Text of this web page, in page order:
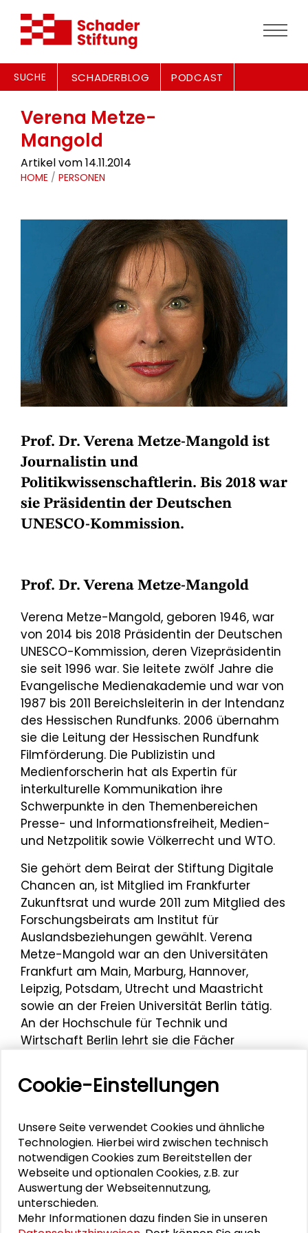
SUCHE SCHADERBLOG PODCAST
Verena Metze-
Mangold
Artikel vom 14.11.2014
HOME / PERSONEN
Prof. Dr. Verena Metze-Mangold ist
Journalistin und
Politikwissenschaftlerin. Bis 2018 war
sie Präsidentin der Deutschen
UNESCO-Kommission.
Prof. Dr. Verena Metze-Mangold
Verena Metze-Mangold, geboren 1946, war
von 2014 bis 2018 Präsidentin der Deutschen
UNESCO-Kommission, deren Vizepräsidentin
sie seit 1996 war. Sie leitete zwölf Jahre die
Evangelische Medienakademie und war von
1987 bis 2011 Bereichsleiterin in der Intendanz
des Hessischen Rundfunks. 2006 übernahm
sie die Leitung der Hessischen Rundfunk
Filmförderung. Die Publizistin und
Medienforscherin hat als Expertin für
interkulturelle Kommunikation ihre
Schwerpunkte in den Themenbereichen
Presse- und Informationsfreiheit, Medien-
und Netzpolitik sowie Völkerrecht und WTO.
Sie gehört dem Beirat der Stiftung Digitale
Chancen an, ist Mitglied im Frankfurter
Zukunftsrat und wurde 2011 zum Mitglied des
Forschungsbeirats am Institut für
Auslandsbeziehungen gewählt. Verena
Metze-Mangold war an den Universitäten
Frankfurt am Main, Marburg, Hannover,
Leipzig, Potsdam, Utrecht und Maastricht
sowie an der Freien Universität Berlin tätig.
An der Hochschule für Technik und
Wirtschaft Berlin lehrt sie die Fächer
Internationales Recht.
Verena Metze-Mangold nahm an der
Jahrestagung des Großen Konvents 2016
sowie an derJahrestagung des Großen
Konvents 2019zum Thema „DU BIST NICHT
ALLEIN. Öffentlicher Raum im Dialog“ teil.
Cookie-Einstellungen
Unsere Seite verwendet Cookies und ähnliche
Technologien. Hierbei wird zwischen technisch
notwendigen Cookies zum Bereitstellen der
Webseite und optionalen Cookies, z.B. zur
Auswertung der Webseitennutzung,
unterschieden.
Mehr Informationen dazu finden Sie in unseren